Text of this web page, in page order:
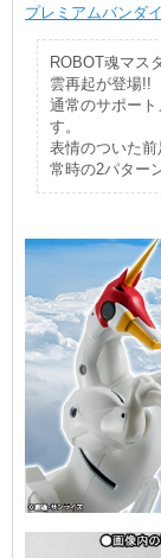
プレミアムバンダイ
ROBOT魂マス
雲再起が登場!!
通常のサポー
す。
表情のついた
常時の2パター